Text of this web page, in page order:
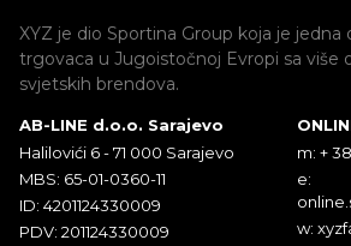
XYZ je dio Sportina Group koja je
trgovaca u Jugoistočnoj Evropi sa više
svjetskih brendova.
AB-LINE d.o.o. Sarajevo
Halilovići 6 - 71 000 Sarajevo
MBS: 65-01-0360-11
ID: 4201124330009
PDV: 201124330009
m: +
e:
w: